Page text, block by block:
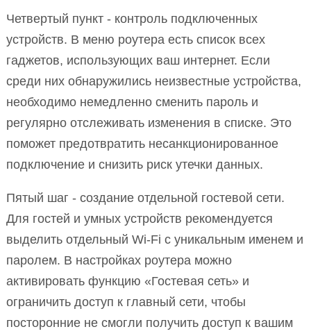
Четвертый пункт - контроль подключенных
устройств. В меню роутера есть список всех
гаджетов, использующих ваш интернет. Если
среди них обнаружились неизвестные устройства,
необходимо немедленно сменить пароль и
регулярно отслеживать изменения в списке. Это
поможет предотвратить несанкционированное
подключение и снизить риск утечки данных.
Пятый шаг - создание отдельной гостевой сети.
Для гостей и умных устройств рекомендуется
выделить отдельный Wi-Fi с уникальным именем и
паролем. В настройках роутера можно
активировать функцию «Гостевая сеть» и
ограничить доступ к главный сети, чтобы
посторонние не смогли получить доступ к вашим